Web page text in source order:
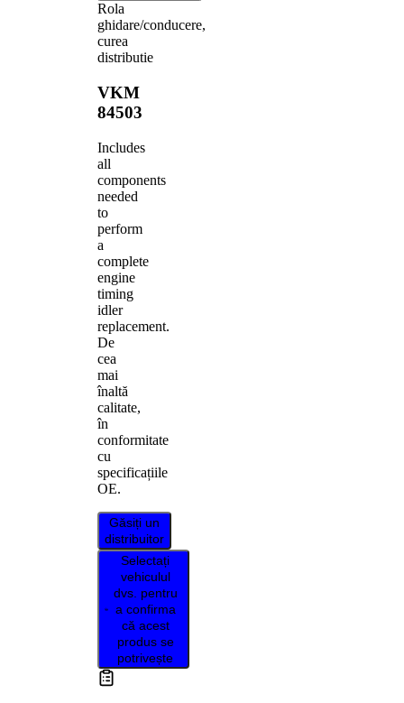
Rola
ghidare/conducere,
curea
distributie
VKM
84503
Includes
all
components
needed
to
perform
a
complete
engine
timing
idler
replacement.
De
cea
mai
înaltă
calitate,
în
conformitate
cu
specificațiile
OE.
Găsiți un
distribuitor
Selectați
vehiculul
dvs. pentru
a confirma
că acest
produs se
potrivește